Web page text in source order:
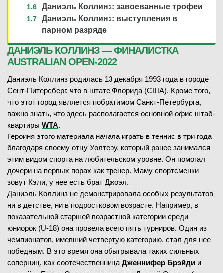
Даниэль Коллинз: завоеванные трофеи
Даниэль Коллинз: выступления в
парном разряде
ДАНИЭЛЬ КОЛЛИНЗ — ФИНАЛИСТКА
AUSTRALIAN OPEN-2022
Даниэль Коллинз родилась 13 декабря 1993 года в городе
Сент-Питерсберг, что в штате Флорида (США). Кроме того,
что этот город является побратимом Санкт-Петербурга,
важно знать, что здесь располагается основной офис штаб-
квартиры WTA.
Героиня этого материала начала играть в теннис в три года
благодаря своему отцу Уолтеру, который ранее занимался
этим видом спорта на любительском уровне. Он помогал
дочери на первых порах как тренер. Маму спортсменки
зовут Кэли, у нее есть брат Джоэл.
Даниэль Коллинз не демонстрировала особых результатов
ни в детстве, ни в подростковом возрасте. Например, в
показательной старшей возрастной категории среди
юниорок (U-18) она провела всего пять турниров. Один из
чемпионатов, имевший четвертую категорию, стал для нее
победным. В это время она обыгрывала таких сильных
соперниц, как соотечественница Дженнифер Брэйди и